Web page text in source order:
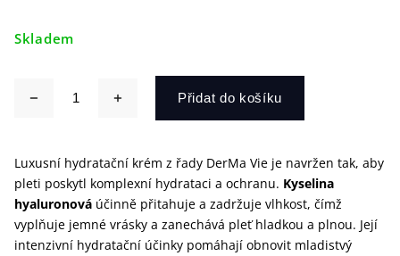
Skladem
Přidat do košíku
Luxusní hydratační krém z řady DerMa Vie je navržen tak, aby
pleti poskytl komplexní hydrataci a ochranu. Kyselina
hyaluronová účinně přitahuje a zadržuje vlhkost, čímž
vyplňuje jemné vrásky a zanechává pleť hladkou a plnou. Její
intenzivní hydratační účinky pomáhají obnovit mladistvý